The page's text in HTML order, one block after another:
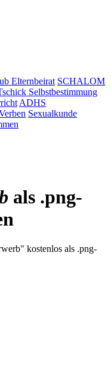
Elternbeirat SCHALOM
Selbstbestimmung
ADHS
Sexualkunde
als .png-
kostenlos als .png-